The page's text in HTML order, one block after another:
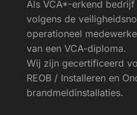
Als VCA*-erkend bedrijf
volgens de
operationeel
van een VCA-diploma.
Wij zijn gecertificeerd
REOB / Installeren en
brandmeldinstallaties.